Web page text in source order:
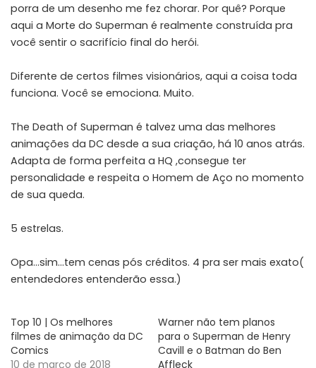
porra de um desenho me fez chorar. Por quê? Porque
aqui a Morte do Superman é realmente construída pra
você sentir o sacrifício final do herói.
Diferente de certos filmes visionários, aqui a coisa toda
funciona. Você se emociona. Muito.
The Death of Superman é talvez uma das melhores
animações da DC desde a sua criação, há 10 anos atrás.
Adapta de forma perfeita a HQ ,consegue ter
personalidade e respeita o Homem de Aço no momento
de sua queda.
5 estrelas.
Opa…sim…tem cenas pós créditos. 4 pra ser mais exato(
entendedores entenderão essa.)
Top 10 | Os melhores
filmes de animação da DC
Comics
10 de março de 2018
Warner não tem planos
para o Superman de Henry
Cavill e o Batman do Ben
Affleck